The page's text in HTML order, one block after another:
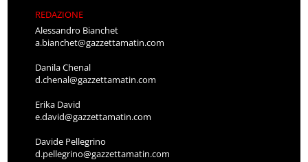
REDAZIONE
Alessandro Bianchet
a.bianchet@gazzettamatin.com
Danila Chenal
d.chenal@gazzettamatin.com
Erika David
e.david@gazzettamatin.com
Davide Pellegrino
d.pellegrino@gazzettamatin.com